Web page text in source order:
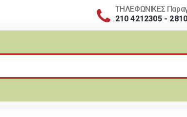
ΤΗΛΕΦΩΝΙΚΕΣ
210 4212305 -